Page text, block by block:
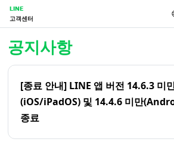
LINE
고객센터
공지사항
[종료 안내] LINE 앱 버전 14.6.3 미
(iOS/iPadOS) 및 14.4.6 미만
종료